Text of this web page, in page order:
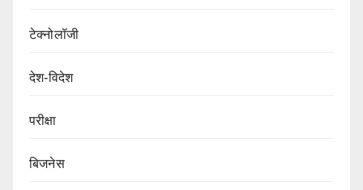
टेक्नोलॉजी
देश-विदेश
परीक्षा
बिजनेस